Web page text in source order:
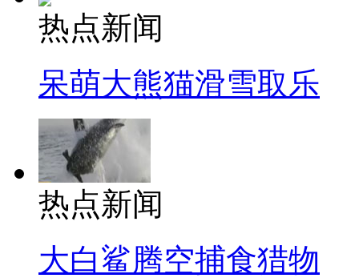
热点新闻
呆萌大熊猫滑雪取乐
热点新闻
大白鲨腾空捕食猎物